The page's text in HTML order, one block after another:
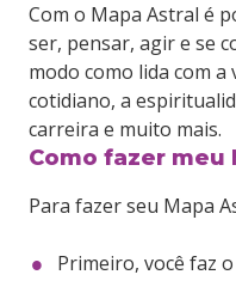
Com o Mapa Astral é
ser, pensar, agir e se
modo como lida com a
cotidiano, a
carreira e muito mais.
Como fazer meu
Para fazer seu Mapa
Primeiro, você faz